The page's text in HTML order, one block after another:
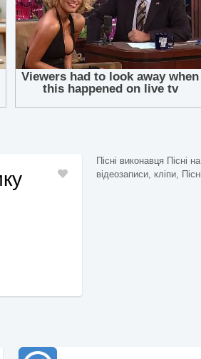
Пісні виконавця Пісні
відеозаписи, кліпи,